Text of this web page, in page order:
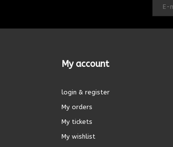
My account
login & register
My orders
My tickets
My wishlist